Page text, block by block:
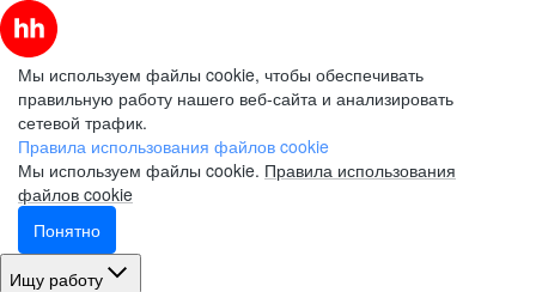
Мы используем файлы cookie, чтобы обеспечивать
правильную работу нашего веб-сайта и анализировать
сетевой трафик.
Правила использования файлов cookie
Мы используем файлы cookie. Правила использования
файлов cookie
Понятно
Ищу работу